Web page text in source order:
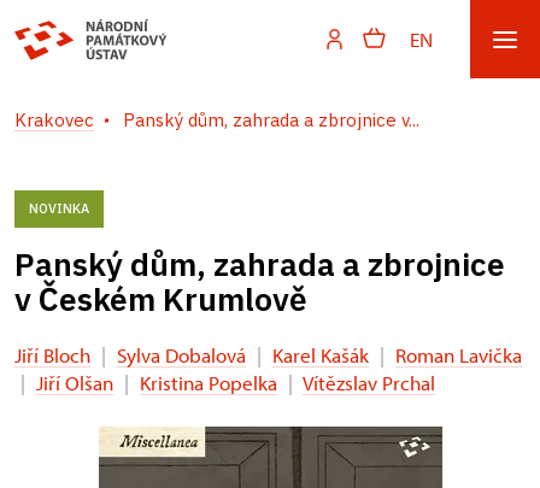
EN
Krakovec Panský dům, zahrada a zbrojnice v...
NOVINKA
Panský dům, zahrada a zbrojnice
v Českém Krumlově
Jiří Bloch | Sylva Dobalová | Karel Kašák | Roman Lavička
| Jiří Olšan | Kristina Popelka | Vítězslav Prchal